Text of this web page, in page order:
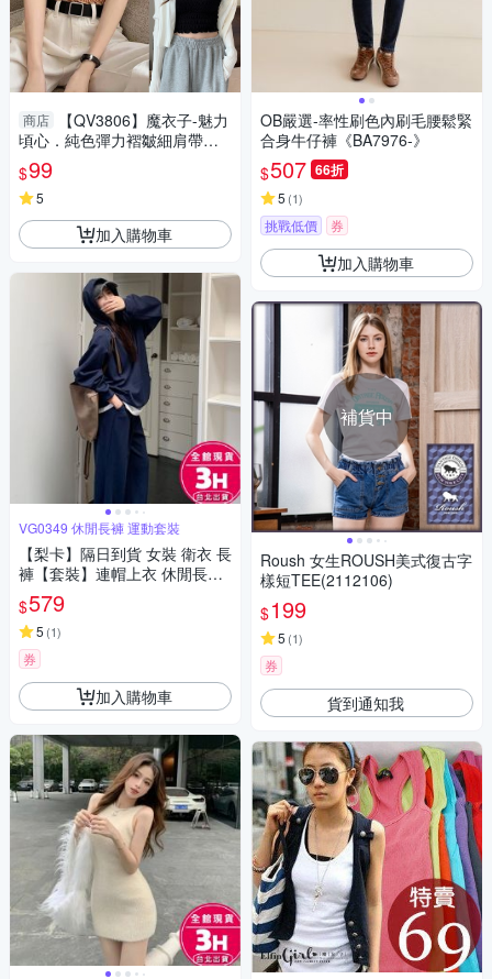
商店
【QV3806】魔衣子-魅力
頃心．純色彈力褶皺細肩帶背
心
$99
5
加入購物車
VG0349 休閒長褲 運動套裝
【梨卡】隔日到貨 女裝 衛衣 長
褲【套裝】連帽上衣 休閒長褲
運動套裝 寬鬆上衣 VG0349
【現貨24H】
$579
5 (1)
券
加入購物車
OB嚴選-率性刷色內刷毛腰鬆緊
合身牛仔褲《BA7976-》
$507 66折
5 (1)
挑戰低價 券
加入購物車
補貨中
Roush 女生ROUSH美式復古字
樣短TEE(2112106)
$199
5 (1)
券
貨到通知我